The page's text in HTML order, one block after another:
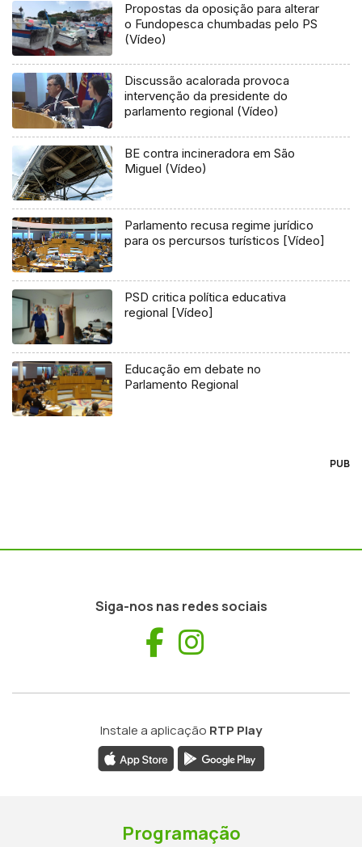
Propostas da oposição para alterar
o Fundopesca chumbadas pelo PS
(Vídeo)
Discussão acalorada provoca
intervenção da presidente do
parlamento regional (Vídeo)
BE contra incineradora em São
Miguel (Vídeo)
Parlamento recusa regime jurídico
para os percursos turísticos [Vídeo]
PSD critica política educativa
regional [Vídeo]
Educação em debate no
Parlamento Regional
PUB
Siga-nos nas redes sociais
Facebook
Instale a aplicação RTP Play
Programação